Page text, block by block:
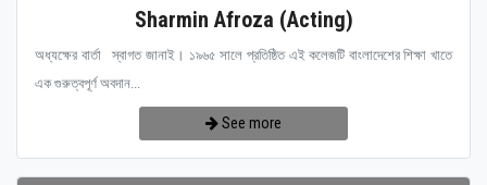
Sharmin Afroza (Acting)
অধ্যক্ষের বার্তা স্বাগত জানাই। ১৯৬৫ সালে প্রতিষ্ঠিত এই কলেজটি বাংলাদেশের শিক্ষা খাতে
এক গুরুত্বপূর্ণ অবদান...
See more